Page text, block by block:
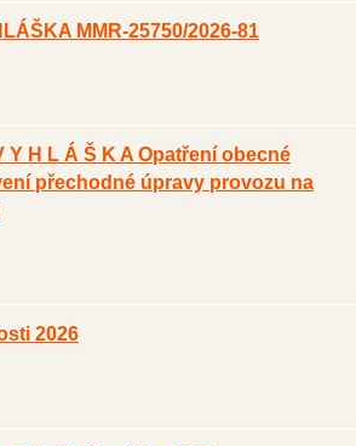
MMR-25750/2026-81
Y H L Á Š K A Opatření obecné
přechodné úpravy provozu na
2026